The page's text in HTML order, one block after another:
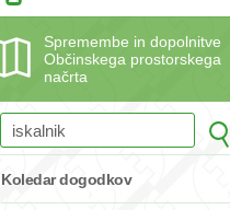
Spremembe in dopolnitve
Občinskega prostorskega
načrta
Koledar dogodkov